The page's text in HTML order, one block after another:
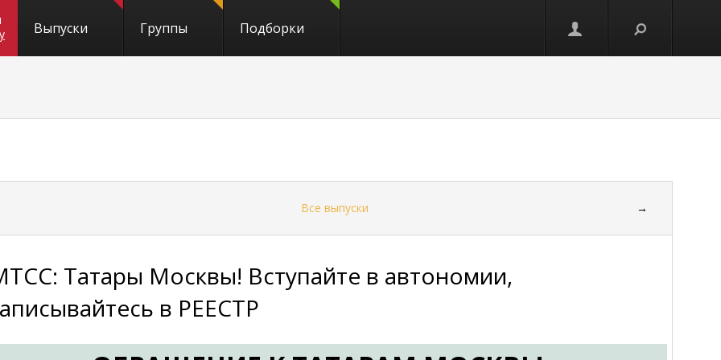
Выпуски Группы Подборки
Все выпуски →
Татары Москвы! Вступайте в автономии,
в РЕЕСТР